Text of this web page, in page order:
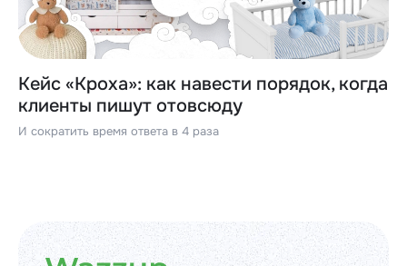
Кейс «Кроха»: как навести порядок, когда
клиенты пишут отовсюду
И сократить время ответа в 4 раза